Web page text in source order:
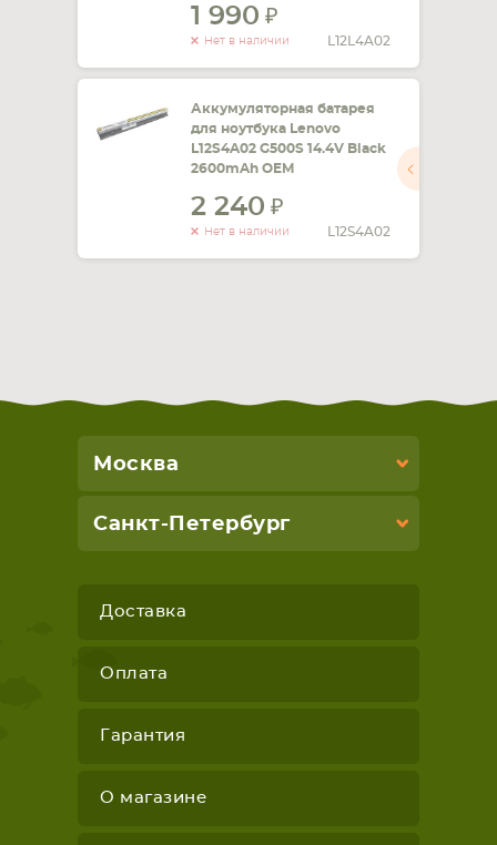
1 990
Нет в наличии L12L4A02
Аккумуляторная батарея
для ноутбука Lenovo
L12S4A02 G500S 14.4V Black
2600mAh OEM
2 240
Нет в наличии L12S4A02
Москва
Санкт-Петербург
Доставка
Оплата
Гарантия
О магазине